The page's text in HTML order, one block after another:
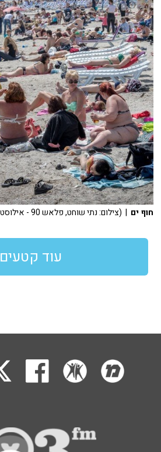
חוף ים | (צילום: נתי שוחט, פלאש 90 - אילוסטרציה)
עוד קטעים